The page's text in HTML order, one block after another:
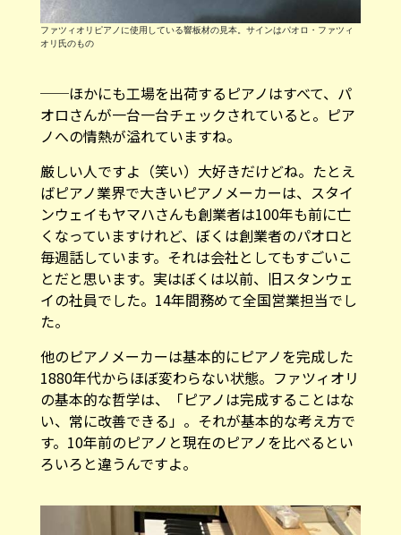
ファツィオリピアノに使用している響板材の見本。サインはパオロ・ファツィ
オリ氏のもの
──ほかにも工場を出荷するピアノはすべて、パ
オロさんが一台一台チェックされていると。ピア
ノへの情熱が溢れていますね。
厳しい人ですよ（笑い）大好きだけどね。たとえ
ばピアノ業界で大きいピアノメーカーは、スタイ
ンウェイもヤマハさんも創業者は100年も前に亡
くなっていますけれど、ぼくは創業者のパオロと
毎週話しています。それは会社としてもすごいこ
とだと思います。実はぼくは以前、旧スタンウェ
イの社員でした。14年間務めて全国営業担当でし
た。
他のピアノメーカーは基本的にピアノを完成した
1880年代からほぼ変わらない状態。ファツィオリ
の基本的な哲学は、「ピアノは完成することはな
い、常に改善できる」。それが基本的な考え方で
す。10年前のピアノと現在のピアノを比べるとい
ろいろと違うんですよ。